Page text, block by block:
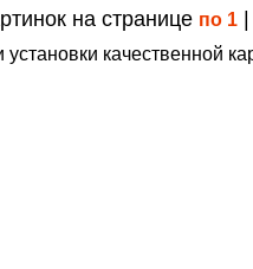
на странице по 1 |
установки качественной